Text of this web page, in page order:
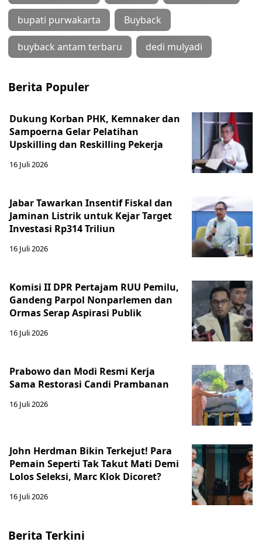
bupati purwakarta Buyback
buyback antam terbaru dedi mulyadi
Berita Populer
Dukung Korban PHK, Kemnaker dan
Sampoerna Gelar Pelatihan
Upskilling dan Reskilling Pekerja
16 Juli 2026
Jabar Tawarkan Insentif Fiskal dan
Jaminan Listrik untuk Kejar Target
Investasi Rp314 Triliun
16 Juli 2026
Komisi II DPR Pertajam RUU Pemilu,
Gandeng Parpol Nonparlemen dan
Ormas Serap Aspirasi Publik
16 Juli 2026
Prabowo dan Modi Resmi Kerja
Sama Restorasi Candi Prambanan
16 Juli 2026
John Herdman Bikin Terkejut! Para
Pemain Seperti Tak Takut Mati Demi
Lolos Seleksi, Marc Klok Dicoret?
16 Juli 2026
Berita Terkini